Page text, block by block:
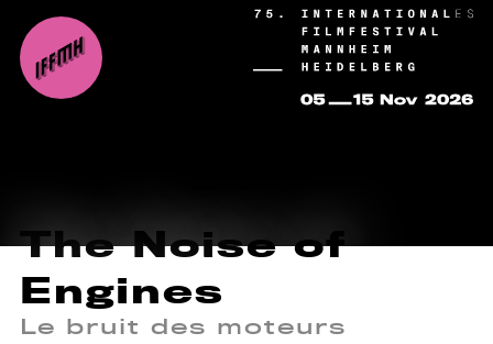
The Noise of
Engines
Le bruit des moteurs